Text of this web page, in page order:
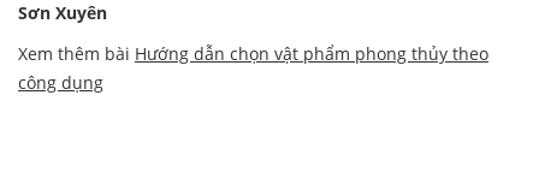
Sơn Xuyên
Xem thêm bài Hướng dẫn chọn vật phẩm phong thủy theo
công dụng